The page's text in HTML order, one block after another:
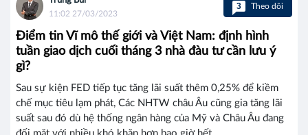
11:02 27/03/2023
3 Theo dõi
Điểm tin Vĩ mô thế giới và Việt Nam: định hình
tuần giao dịch cuối tháng 3 nhà đàu tư cần lưu ý
gì?
Sau sự kiện FED tiếp tục tăng lãi suất thêm 0,25% để kiềm
chế mục tiêu lạm phát, Các NHTW châu Âu cũng gia tăng lãi
suất sau đó dù hệ thống ngân hàng của Mỹ và Châu Âu đang